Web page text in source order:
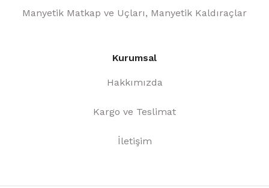
Manyetik Matkap ve Uçları, Manyetik Kaldıraçlar
Kurumsal
Hakkımızda
Kargo ve Teslimat
İletişim